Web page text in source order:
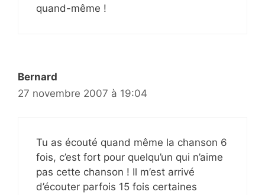
quand-même !
Bernard
27 novembre 2007 à 19:04
Tu as écouté quand même la chanson 6
fois, c’est fort pour quelqu’un qui n’aime
pas cette chanson ! Il m’est arrivé
d’écouter parfois 15 fois certaines